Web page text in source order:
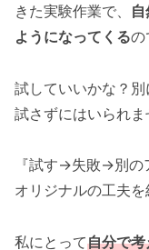
きた実験作業で、
ようになってくるの
試していいかな？
試さずにはいられま
『試す→失敗→別
オリジナルの工夫を
私にとって自分で